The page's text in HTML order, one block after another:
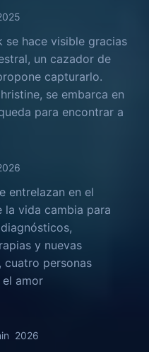
se hace visible gracias
un cazador de
capturarlo.
se embarca en
para encontrar a
entrelazan en el
la vida cambia para
y nuevas
cuatro personas
el amor
2026